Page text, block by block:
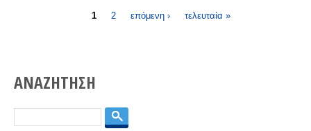
1 2 επόμενη › τελευταία »
ΑΝΑΖΗΤΗΣΗ